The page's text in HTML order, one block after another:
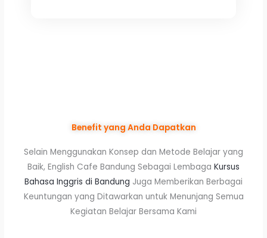
Benefit yang Anda Dapatkan
Selain Menggunakan Konsep dan Metode Belajar yang
Baik, English Cafe Bandung Sebagai Lembaga Kursus
Bahasa Inggris di Bandung Juga Memberikan Berbagai
Keuntungan yang Ditawarkan untuk Menunjang Semua
Kegiatan Belajar Bersama Kami